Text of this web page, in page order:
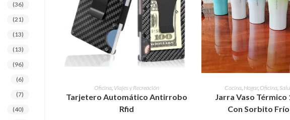
AÑADIR AL CARRITO
Oficina, Viajes y Recreación
Tarjetero Automático Antirrobo
Rfid
AÑADIR AL
Cocina, Hogar, Oficina,
Jarra Vaso Térmico
Con Sorbito
(36)
(21)
(13)
(13)
(96)
(6)
(7)
(40)